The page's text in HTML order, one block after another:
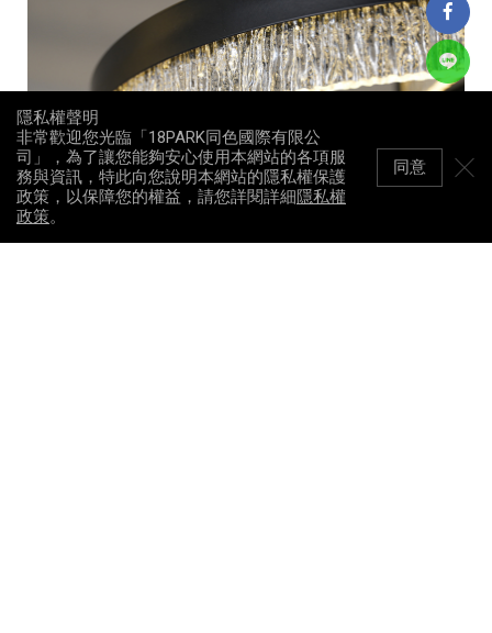
隱私權聲明
非常歡迎您光臨「18PARK同色國際有限公
司」，為了讓您能夠安心使用本網站的各項服
務與資訊，特此向您說明本網站的隱私權保護
政策，以保障您的權益，請您詳閱詳細隱私權
政策。
同意